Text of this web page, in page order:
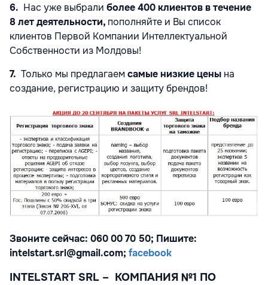
6. Нас уже выбрали более 400 клиентов в течение
8 лет деятельности, пополняйте и Вы список
клиентов Первой Компании Интеллектуальной
Собственности из Молдовы!
7. Только мы предлагаемсамые низкие цены на
создание, регистрацию и защиту брендов!
Звоните сейчас: 060 00 70 50; Пишите:
intelstart.srl@gmail.com; facebook
INTELSTART SRL – КОМПАНИЯ №1 ПО